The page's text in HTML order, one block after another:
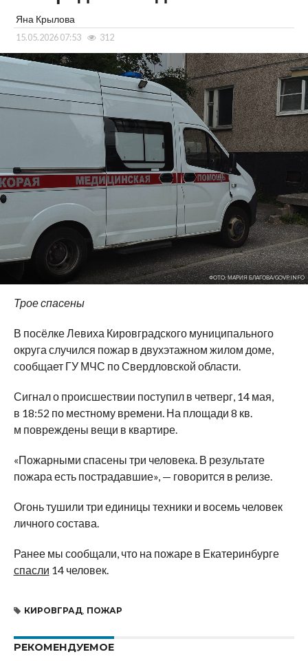
Яна Крылова
15.05.2026 07:53 312
ФОТО: МАРИЯ БЛАГОВА/GOVP.INFO
Трое спасены
В посёлке Левиха Кировградского муниципального
округа случился пожар в двухэтажном жилом доме,
сообщает ГУ МЧС по Свердловской области.
Сигнал о происшествии поступил в четверг, 14 мая,
в 18:52 по местному времени. На площади 8 кв.
м повреждены вещи в квартире.
«Пожарными спасены три человека. В результате
пожара есть пострадавшие», — говорится в релизе.
Огонь тушили три единицы техники и восемь человек
личного состава.
Ранее мы сообщали, что на пожаре в Екатеринбурге
спасли 14 человек.
КИРОВГРАД, ПОЖАР
РЕКОМЕНДУЕМОЕ